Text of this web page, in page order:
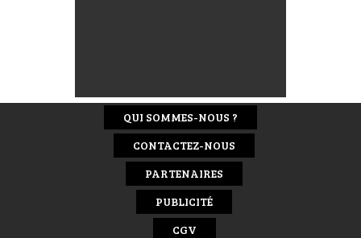
QUI SOMMES-NOUS ?
CONTACTEZ-NOUS
PARTENAIRES
PUBLICITÉ
CGV